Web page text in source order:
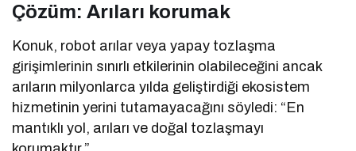
Çözüm: Arıları korumak
Konuk, robot arılar veya yapay tozlaşma
girişimlerinin sınırlı etkilerinin olabileceğini ancak
arıların milyonlarca yılda geliştirdiği ekosistem
hizmetinin yerini tutamayacağını söyledi: “En
mantıklı yol, arıları ve doğal tozlaşmayı